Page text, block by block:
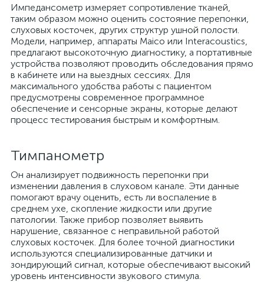
Импедансометр измеряет сопротивление тканей,
таким образом можно оценить состояние перепонки,
слуховых косточек, других структур ушной полости.
Модели, например, аппараты Maico или Interacoustics,
предлагают высокоточную диагностику, а портативные
устройства позволяют проводить обследования прямо
в кабинете или на выездных сессиях. Для
максимального удобства работы с пациентом
предусмотрены современное программное
обеспечение и сенсорные экраны, которые делают
процесс тестирования быстрым и комфортным.
Тимпанометр
Он анализирует подвижность перепонки при
изменении давления в слуховом канале. Эти данные
помогают врачу оценить, есть ли воспаление в
среднем ухе, скопление жидкости или другие
патологии. Также прибор позволяет выявить
нарушение, связанное с неправильной работой
слуховых косточек. Для более точной диагностики
используются специализированные датчики и
зондирующий сигнал, которые обеспечивают высокий
уровень интенсивности звукового стимула.